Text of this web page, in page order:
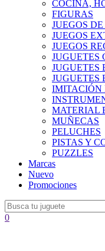
COCINA,
FIGURAS
JUEGOS
JUEGOS
JUEGOS
JUGUETES
JUGUETES
JUGUETES
IMITACIÓN
MATERIAL
MUÑECAS
PELUCHES
PISTAS Y
PUZZLES
Marcas
Nuevo
Promociones
0